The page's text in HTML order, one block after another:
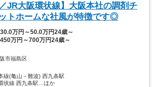
JR大阪環状線】大阪本社の調剤チ
トホームな社風が特徴です◎
30.0万円～50.0万円24歳～
450万円～700万円24歳～
市福島区
線(亀山－難波) 西九条駅
状線 西九条駅…ほか